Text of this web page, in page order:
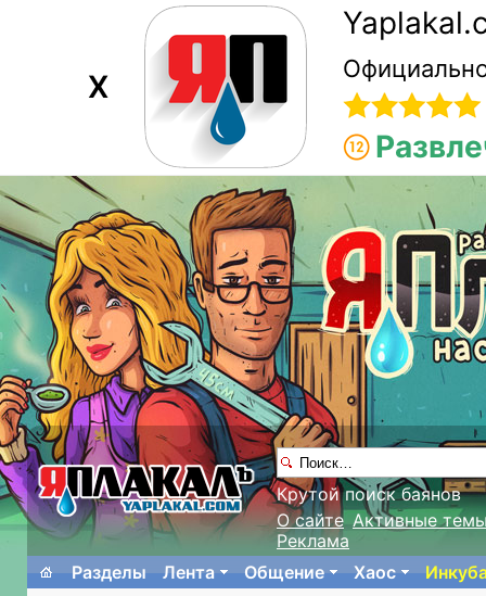
X
Крутой поиск баянов
О сайте Активные
Реклама
Разделы
Лента Общение Хаос